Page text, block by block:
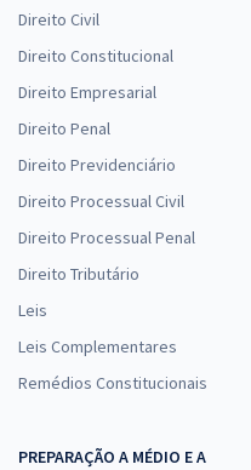
Direito Civil
Direito Constitucional
Direito Empresarial
Direito Penal
Direito Previdenciário
Direito Processual Civil
Direito Processual Penal
Direito Tributário
Leis
Leis Complementares
Remédios Constitucionais
PREPARAÇÃO A MÉDIO E A